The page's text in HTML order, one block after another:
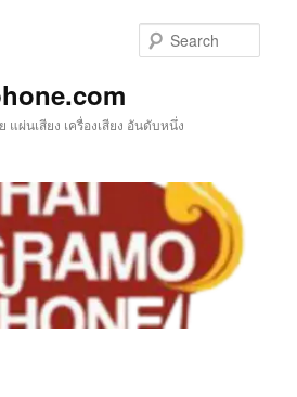
ผ่นเสียง เครื่องเสียง อันดับหนึ่ง